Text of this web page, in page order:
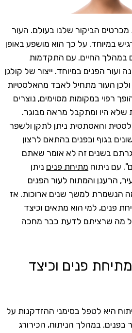
הביקור שלנו בעולם. העור
במיוחד. על כך הוא מושפע באופן
במהלך החיים. עם התקדמות
ועור הפנים במיוחד. ייצור של קולגן
ולכן העור מתחיל לאבד מהאלסטיות
רפוי במקומות מסוימים, נוצרים
שלא היו ומתקבל מראה מבוגר.
והאסתטית ניתן לתקן ולשפר
בגוף ובפנים בהתאם לרצון
בשנים זה לא אומר שאתם
עם ניתוח מתיחת פנים ניתן
הרענן והמתוח לעור הפנים
הנשמרת למשך שנים ארוכות. אז
פנים, למי הוא מתאים וכיצד
מה שרציתם לדעת כבר מחכה
פנים וכיצד
היא לטפל בסימני ההזדקנות על
בפנים. במהלך הניתוח, הכירורג